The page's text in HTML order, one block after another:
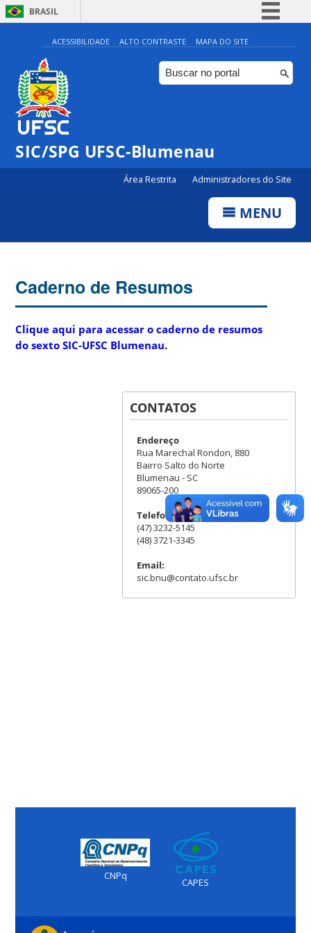
BRASIL
Simplifique!
Comunica BR
Participe
Canais
ACESSIBILIDADE ALTO CONTRASTE MAPA DO SITE
SIC/SPG UFSC-Blumenau
Área Restrita Administradores do Site
MENU
Caderno de Resumos
Clique aqui para acessar o caderno de resumos
do sexto SIC-UFSC Blumenau.
CONTATOS
Endereço
Rua Marechal Rondon, 880
Bairro Salto do Norte
Blumenau - SC
89065-200
Telefone:
(47) 3232-5145
(48) 3721-3345
Email:
sic.bnu@contato.ufsc.br
CNPq
CAPES